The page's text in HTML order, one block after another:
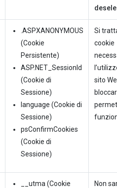
.ASPXANONYMOUS
(Cookie
Persistente)
ASP.NET_SessionId
(Cookie di
Sessione)
language (Cookie di
Sessione)
psConfirmCookies
(Cookie di
Sessione)
Si
cookie
sito
__utma (Cookie
Non